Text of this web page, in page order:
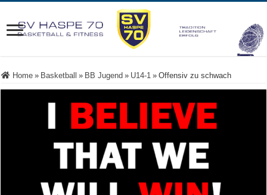
Home » Basketball » BB Jugend » U14-1 » Offensiv zu schwach